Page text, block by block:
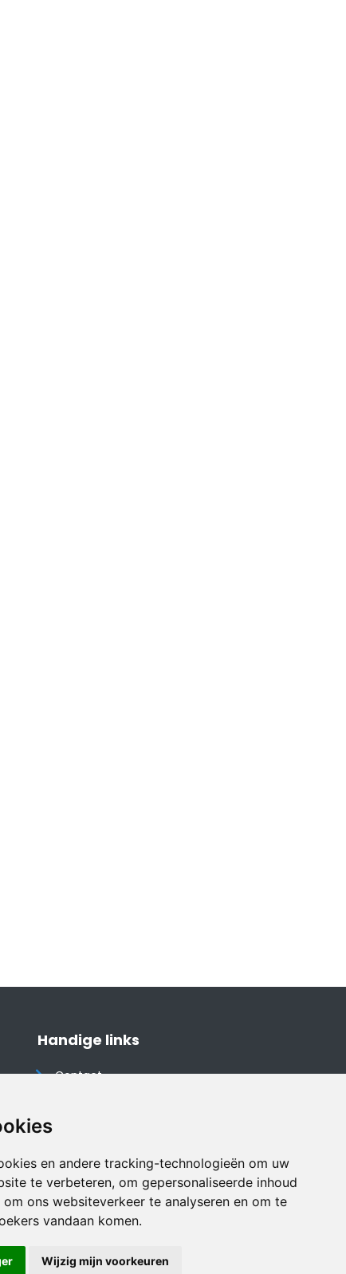
en andere tracking-technologieën om uw
te verbeteren, om gepersonaliseerde inhoud
ons websiteverkeer te analyseren en om te
vandaan komen.
Wijzig mijn voorkeuren
Handige links
Contact
Disclaimer
Vakantiehuis website